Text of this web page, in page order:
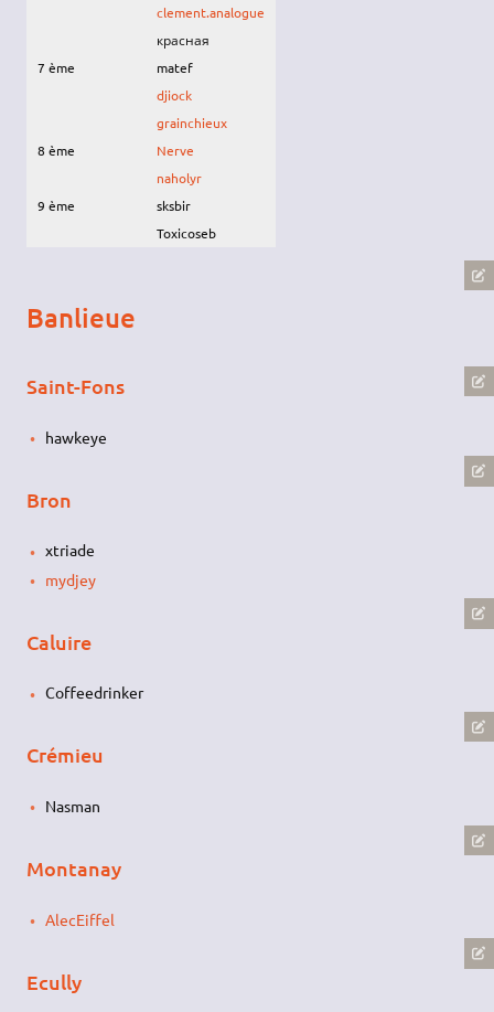
clement.analogue
красная
7 ème
matef
djiock
grainchieux
8 ème
Nerve
naholyr
9 ème
sksbir
Toxicoseb
Banlieue
Saint-Fons
hawkeye
Bron
xtriade
mydjey
Caluire
Coffeedrinker
Crémieu
Nasman
Montanay
AlecEiffel
Ecully